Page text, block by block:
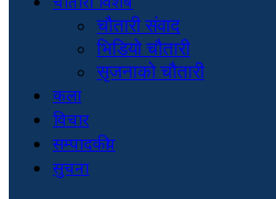
चौतारी संवाद
भिडियो चौतारी
सृजनाको चौतारी
कला
विचार
सम्पादकीय
सुचना